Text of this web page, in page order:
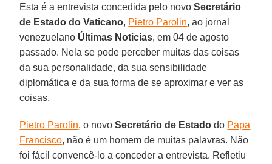
Esta é a entrevista concedida pelo novoSecretário
de Estado do Vaticano, Pietro Parolin, ao jornal
venezuelano Últimas Noticias, em 04 de agosto
passado. Nela se pode perceber muitas das coisas
da sua personalidade, da sua sensibilidade
diplomática e da sua forma de se aproximar e ver as
coisas.
Pietro Parolin, o novoSecretário de Estado do Papa
Francisco, não é um homem de muitas palavras. Não
foi fácil convencê-lo a conceder a entrevista. Refletiu